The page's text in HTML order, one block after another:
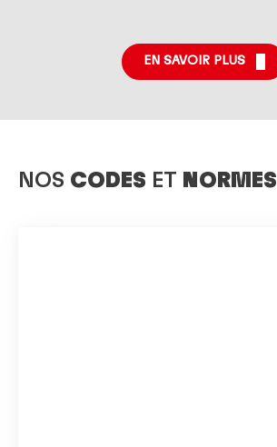
EN SAVOIR PLUS
NOS CODES ET NORMES